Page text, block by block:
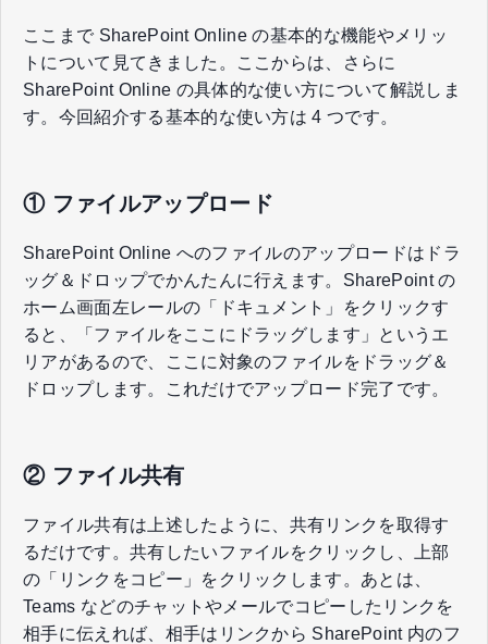
ここまで SharePoint Online の基本的な機能やメリッ
トについて見てきました。ここからは、さらに
SharePoint Online の具体的な使い方について解説しま
す。今回紹介する基本的な使い方は 4 つです。
① ファイルアップロード
SharePoint Online へのファイルのアップロードはドラ
ッグ＆ドロップでかんたんに行えます。SharePoint の
ホーム画面左レールの「ドキュメント」をクリックす
ると、「ファイルをここにドラッグします」というエ
リアがあるので、ここに対象のファイルをドラッグ＆
ドロップします。これだけでアップロード完了です。
② ファイル共有
ファイル共有は上述したように、共有リンクを取得す
るだけです。共有したいファイルをクリックし、上部
の「リンクをコピー」をクリックします。あとは、
Teams などのチャットやメールでコピーしたリンクを
相手に伝えれば、相手はリンクから SharePoint 内のフ